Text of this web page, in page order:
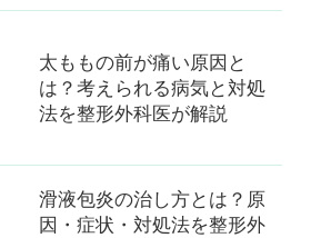
太ももの前が痛い原因と
は？考えられる病気と対処
法を整形外科医が解説
滑液包炎の治し方とは？原
因・症状・対処法を整形外